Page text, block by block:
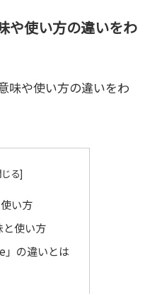
や使い方の違いをわ
味や使い方の違いをわ
い方
と使い方
」の違いとは